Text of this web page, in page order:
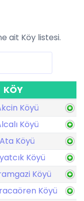
ait Köy listesi.
KÖY
Köyü
Köyü
Ata Köyü
Köyü
Köyü
Köyü